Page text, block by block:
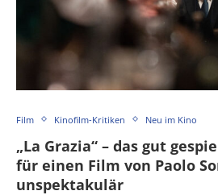
Film Kinofilm-Kritiken Neu im Kino
„La Grazia“ – das gut
für einen Film von Paolo
unspektakulär